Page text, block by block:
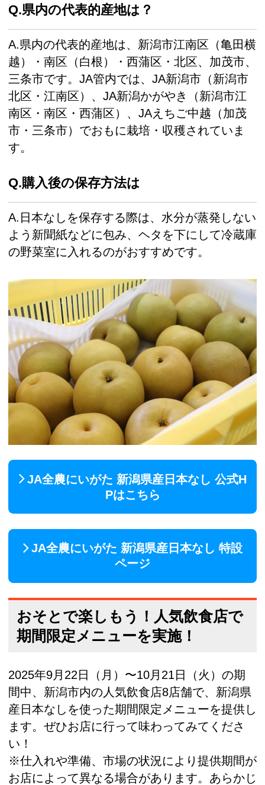
Q.県内の代表的産地は？
A.県内の代表的産地は、新潟市江南区（亀田横
越）・南区（白根）・西蒲区・北区、加茂市、
三条市です。JA管内では、JA新潟市（新潟市
北区・江南区）、JA新潟かがやき（新潟市江
南区・南区・西蒲区）、JAえちご中越（加茂
市・三条市）でおもに栽培・収穫されていま
す。
Q.購入後の保存方法は
A.日本なしを保存する際は、水分が蒸発しない
よう新聞紙などに包み、ヘタを下にして冷蔵庫
の野菜室に入れるのがおすすめです。
JA全農にいがた 新潟県産日本なし 公式H
Pはこちら
JA全農にいがた 新潟県産日本なし 特設
ページ
おそとで楽しもう！人気飲食店で
期間限定メニューを実施！
2025年9月22日（月）〜10月21日（火）の期
間中、新潟市内の人気飲食店8店舗で、新潟県
産日本なしを使った期間限定メニューを提供し
ます。ぜひお店に行って味わってみてくださ
い！
※仕入れや準備、市場の状況により提供期間が
お店によって異なる場合があります。あらかじ